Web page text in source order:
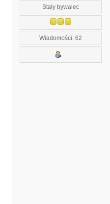
Stały bywalec
Wiadomości: 62